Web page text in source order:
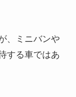
、ミニバンや
する車ではあ